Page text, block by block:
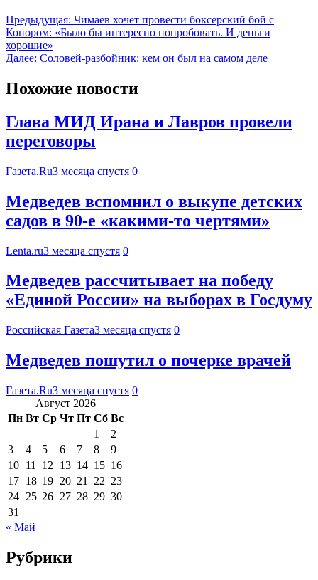
Предыдущая: Чимаев хочет провести боксерский бой с
Конором: «Было бы интересно попробовать. И деньги
хорошие»
Далее: Соловей-разбойник: кем он был на самом деле
Похожие новости
Глава МИД Ирана и Лавров провели
переговоры
Газета.Ru3 месяца спустя 0
Медведев вспомнил о выкупе детских
садов в 90-е «какими-то чертями»
Lenta.ru3 месяца спустя 0
Медведев рассчитывает на победу
«Единой России» на выборах в Госдуму
Российская Газета3 месяца спустя 0
Медведев пошутил о почерке врачей
Газета.Ru3 месяца спустя 0
Август 2026
Пн Вт Ср Чт Пт Сб Вс
1
2
3
4 5 6 7 8
9
10 11 12 13 14 15 16
17 18 19 20 21 22 23
24 25 26 27 28 29 30
31
« Май
Рубрики